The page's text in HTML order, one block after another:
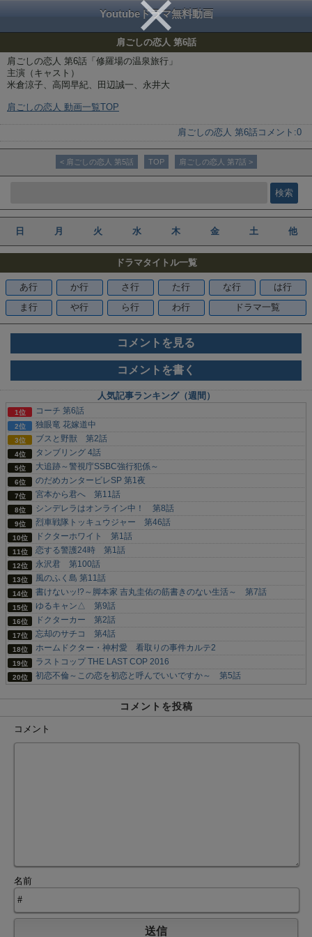
Youtubeドラマ無料動画
肩ごしの恋人 第6話
肩ごしの恋人 第6話「修羅場の温泉旅行」
主演（キャスト）
米倉涼子、高岡早紀、田辺誠一、永井大
肩ごしの恋人 動画一覧TOP
肩ごしの恋人 第6話 コメント:0
< 肩ごしの恋人 第5話 TOP 肩ごしの恋人 第7話 >
日 月 火 水 木 金 土 他
ドラマタイトル一覧
あ行 か行 さ行 た行 な行
は行
ま行
や行 ら行 わ行 ドラマ一覧
コメントを見る
コメントを書く
人気記事ランキング（週間）
コーチ 第6話
独眼竜 花嫁道中
ブスと野獣 第2話
タンブリング 4話
大追跡～警視庁SSBC強行犯係～
のだめカンタービレSP 第1夜
宮本から君へ 第11話
シンデレラはオンライン中！ 第8話
烈車戦隊トッキュウジャー 第46話
ドクターホワイト 第1話
恋する警護24時 第1話
永沢君 第100話
風のふく島 第11話
書けないッ!?～脚本家 吉丸圭佑の筋書きのない生活～ 第7話
ゆるキャン△ 第9話
ドクターカー 第2話
忘却のサチコ 第4話
ホームドクター・神村愛 看取りの事件カルテ2
ラストコップ THE LAST COP 2016
初恋不倫～この恋を初恋と呼んでいいですか～ 第5話
コメントを投稿
コメント
名前